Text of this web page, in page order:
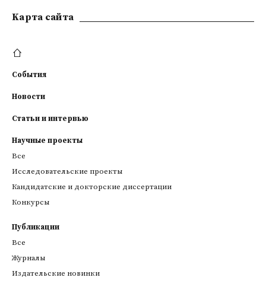
Kарта сайта
События
Новости
Статьи и интервью
Научные проекты
Все
Исследовательские проекты
Кандидатские и докторские диссертации
Конкурсы
Публикации
Все
Журналы
Издательские новинки